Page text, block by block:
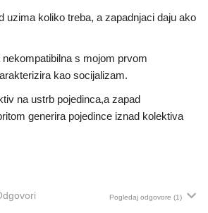
uzima koliko treba, a zapadnjaci daju ako
s mojom prvom
kao socijalizam.
na ustrb pojedinca,a zapad
generira pojedince iznad kolektiva
Pogledaj odgovore (1)